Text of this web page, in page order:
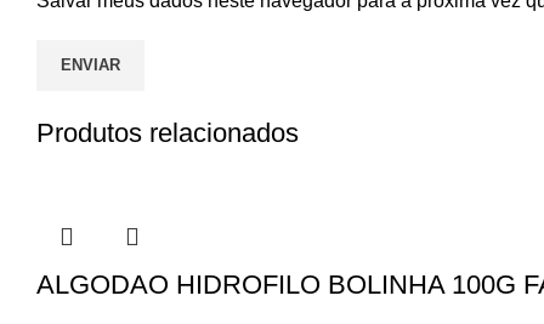
Produtos relacionados
ALGODAO HIDROFILO BOLINHA 100G